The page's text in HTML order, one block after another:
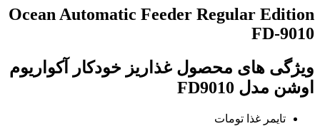
Ocean Automatic Feeder Regular Edition
FD-9010
ویژگی های محصول غذاریز خودکار آکواریوم
اوشن مدل FD9010
تایمر غذا تومات